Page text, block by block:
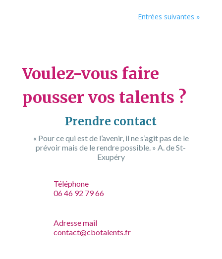
Entrées suivantes »
Voulez-vous faire
pousser vos talents ?
Prendre contact
« Pour ce qui est de l’avenir, il ne s’agit pas de le
prévoir mais de le rendre possible. » A. de St-
Exupéry
Téléphone
06 46 92 79 66
Adresse mail
contact@cbotalents.fr